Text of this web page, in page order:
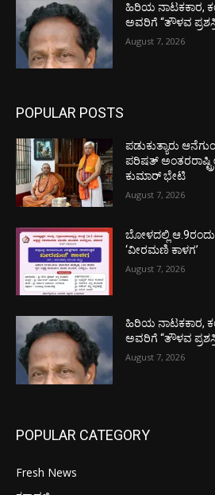
ಹಿರಿಯ ನಾಟಕಕಾರ,
ಅವರಿಗೆ “ತೌಳವ
August 7, 2026
POPULAR POSTS
ಪಡುಕುತ್ಯಾರು
ಪರಿಷತ್
ಕುಮಾರ್ ಭೇಟಿ
August 7, 2026
ಬೋಳದಲ್ಲಿ
‘ವೀರಮಣಿ ಕಾಳಗ’
August 7, 2026
ಹಿರಿಯ ನಾಟಕಕಾರ,
ಅವರಿಗೆ “ತೌಳವ
August 7, 2026
POPULAR CATEGORY
Fresh News